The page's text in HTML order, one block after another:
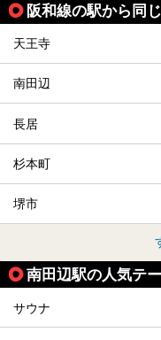
阪和線の駅から同
天王寺
南田辺
長居
杉本町
堺市
南田辺駅の人気テ
サウナ